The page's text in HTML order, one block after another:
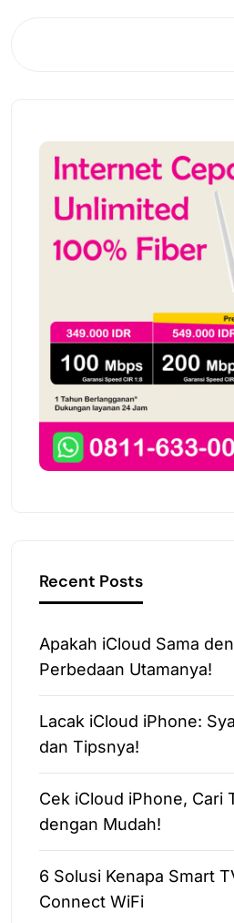
Recent Posts
Apakah iCloud Sama
Perbedaan Utamanya!
Lacak iCloud iPhone:
dan Tipsnya!
Cek iCloud iPhone, Cari
dengan Mudah!
6 Solusi Kenapa Smart
Connect WiFi